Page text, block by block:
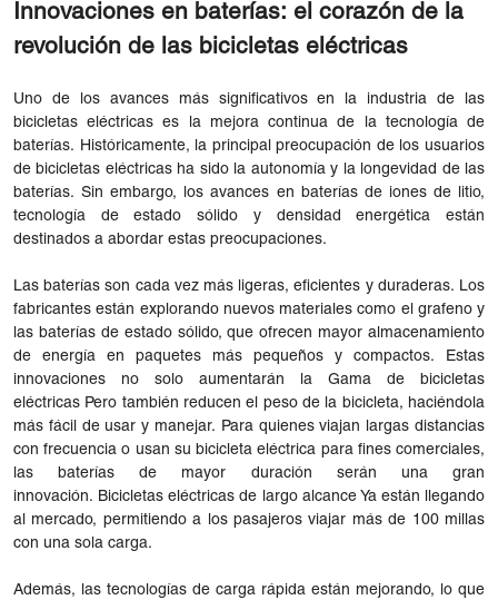
Innovaciones en baterías: el corazón de la
revolución de las bicicletas eléctricas
Uno de los avances más significativos en la industria de las
bicicletas eléctricas es la mejora continua de la tecnología de
baterías. Históricamente, la principal preocupación de los usuarios
de bicicletas eléctricas ha sido la autonomía y la longevidad de las
baterías. Sin embargo, los avances en baterías de iones de litio,
tecnología de estado sólido y densidad energética están
destinados a abordar estas preocupaciones.
Las baterías son cada vez más ligeras, eficientes y duraderas. Los
fabricantes están explorando nuevos materiales como el grafeno y
las baterías de estado sólido, que ofrecen mayor almacenamiento
de energía en paquetes más pequeños y compactos. Estas
innovaciones no solo aumentarán la Gama de bicicletas
eléctricas Pero también reducen el peso de la bicicleta, haciéndola
más fácil de usar y manejar. Para quienes viajan largas distancias
con frecuencia o usan su bicicleta eléctrica para fines comerciales,
las baterías de mayor duración serán una gran
innovación. Bicicletas eléctricas de largo alcance Ya están llegando
al mercado, permitiendo a los pasajeros viajar más de 100 millas
con una sola carga.
Además, las tecnologías de carga rápida están mejorando, lo que